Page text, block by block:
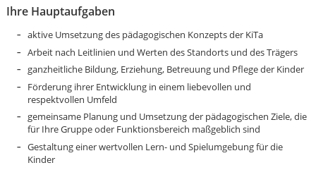
Ihre Hauptaufgaben
aktive Umsetzung des pädagogischen Konzepts der KiTa
Arbeit nach Leitlinien und Werten des Standorts und des Trägers
ganzheitliche Bildung, Erziehung, Betreuung und Pflege der Kinder
Förderung ihrer Entwicklung in einem liebevollen und
respektvollen Umfeld
gemeinsame Planung und Umsetzung der pädagogischen Ziele, die
für Ihre Gruppe oder Funktionsbereich maßgeblich sind
Gestaltung einer wertvollen Lern- und Spielumgebung für die
Kinder
Karte anzeigen